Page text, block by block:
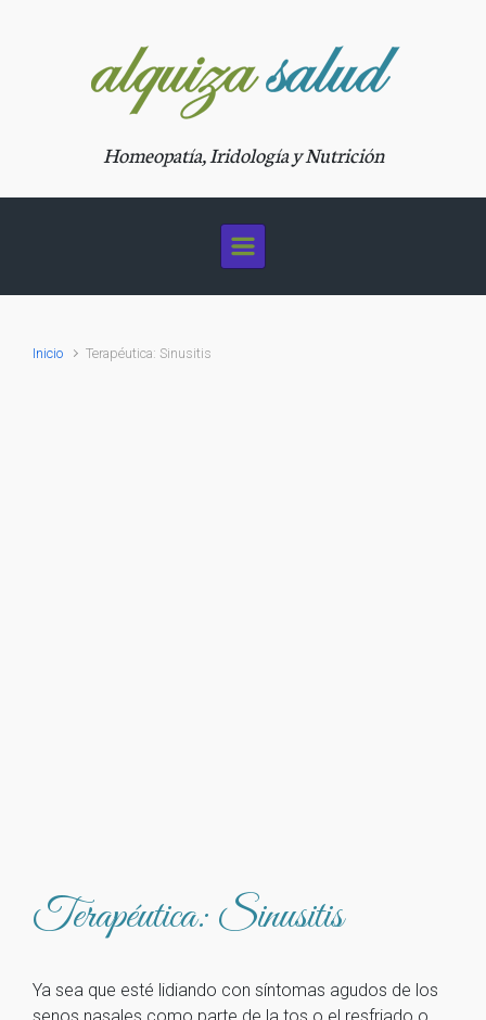
Homeopatía, Iridología y Nutrición
Inicio Terapéutica: Sinusitis
Terapéutica: Sinusitis
Ya sea que esté lidiando con síntomas agudos de los